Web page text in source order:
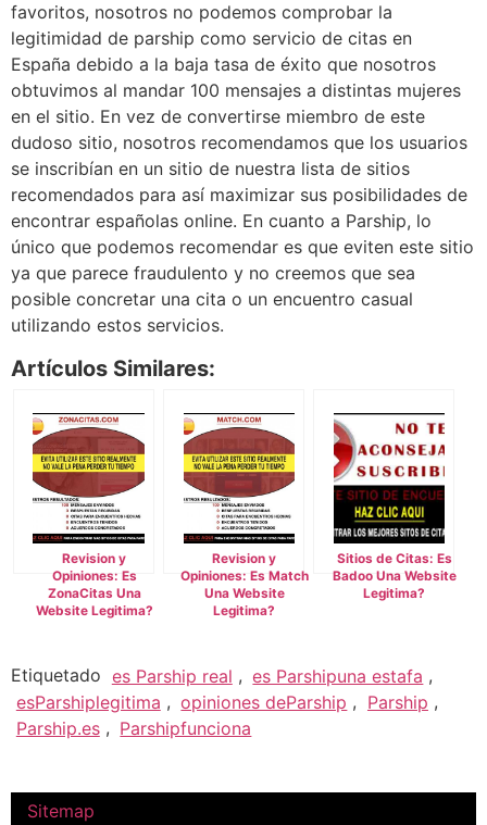
favoritos, nosotros no podemos comprobar la
legitimidad de parship como servicio de citas en
España debido a la baja tasa de éxito que nosotros
obtuvimos al mandar 100 mensajes a distintas mujeres
en el sitio. En vez de convertirse miembro de este
dudoso sitio, nosotros recomendamos que los usuarios
se inscribían en un sitio de nuestra lista de sitios
recomendados para así maximizar sus posibilidades de
encontrar españolas online. En cuanto a Parship, lo
único que podemos recomendar es que eviten este sitio
ya que parece fraudulento y no creemos que sea
posible concretar una cita o un encuentro casual
utilizando estos servicios.
Artículos Similares:
Revision y
Opiniones: Es
ZonaCitas Una
Website Legitima?
Revision y
Opiniones: Es Match
Una Website
Legitima?
Sitios de Citas: Es
Badoo Una Website
Legitima?
Etiquetado es Parship real , es Parshipuna estafa ,
esParshiplegitima , opiniones deParship , Parship ,
Parship.es , Parshipfunciona
Sitemap